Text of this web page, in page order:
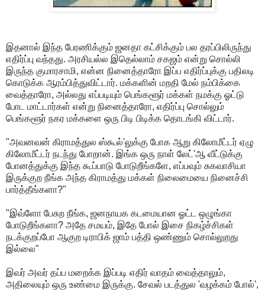
இதனால் இந்த பேரணிக்கும் ஜனதா கட்சிக்கும் பல தரப்பிலிருந்து
எதிர்ப்பு வந்தது. அரசியல்ல இதெல்லாம் சகஜம் என்று சொல்லி
இருந்த குமாரசாமி, என்ன நினைத்தாரோ இப்ப எதிர்ப்புக்கு பதிலடி
கொடுக்க ஆரம்பித்துவிட்டார். மக்களின் மறதி மேல் நம்பிக்கை
வைத்தாரோ, அல்லது எப்படியும் பெங்களூர் மக்கள் நமக்கு ஓட்டு
போட மாட்டார்கள் என்று நினைத்தாரோ, எதிர்ப்பு சொல்லும்
பெங்களூர் நகர மக்களை ஒரு பிடி பிடிக்க தொடங்கி விட்டார்.
"அவனவன் கிராமத்துல ஸ்கூல்'லுக்கு போக ஆறு கிலோமீட்டர் ஏழு
கிலோமீட்டர் நடந்து போறான். இங்க ஒரு நாள் லேட்'ஆ வீட்டுக்கு
போனத்துக்கு இந்த கூப்பாடு போடுறீங்களே, எப்பவும் சுகவாசியா
இருக்குற நீங்க அந்த கிராமத்து மக்கள் நிலைமையை நினைச்சி
பார்த்தீங்களா?"
"இவ்ளோ பேசுற நீங்க, ஜனநாயக கடமையான ஓட்ட ஒழுங்கா
போடுறீங்களா? அதே சமயம், இதே போல் இசை நிகழ்ச்சிகள்
நடக்குறப்போ ஆகுற டிராபிக் ஜாம் பத்தி ஒண்ணும் சொல்லுறது
இல்லை"
இவர் அவர் தப்ப மறைக்க இப்படி எதிர் வாதம் வைத்தாலும்,
அதிலையும் ஒரு உண்மை இருக்கு. சேவல் படத்துல 'வழக்கம் போல்',